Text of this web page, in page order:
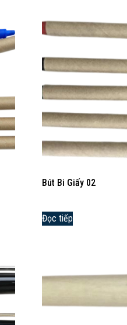
Bút Bi Giấy 02
Đọc tiếp